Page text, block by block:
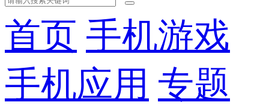
首页 手机游戏
手机应用 专题